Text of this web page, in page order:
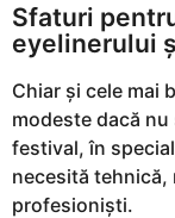
Sfaturi
eyelinerului
Chiar și cele mai
modeste dacă
festival, în
necesită tehnică,
profesioniști.